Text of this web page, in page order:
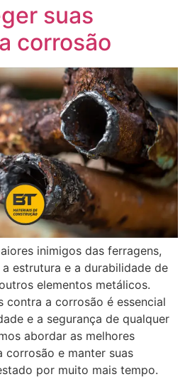
suas
corrosão
inimigos das ferragens,
estrutura e a durabilidade de
elementos metálicos.
contra a corrosão é essencial
e a segurança de qualquer
abordar as melhores
corrosão e manter suas
por muito mais tempo.